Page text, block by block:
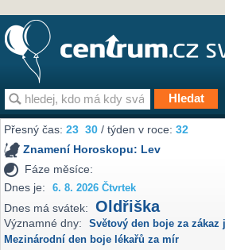
Přesný čas:23 30 / týden v roce:32
Znamení Horoskopu: Lev
Fáze měsíce:
Dnes je:
6. 8. 2026 Čtvrtek
Dnes má svátek: Oldřiška
Významné dny: Světový den boje za zákaz
Mezinárodní den boje lékařů za mír